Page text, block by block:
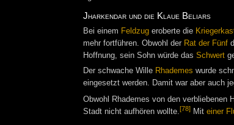
Jharkendar und die Klaue Beliars
Bei einem Feldzugeroberte die
mehr fortführen. Obwohl der Rat der Fünf
Hoffnung, sein Sohn würde das Schwert
Der schwache Wille Rhademes wurde
eingesetzt werden. Damit war aber auch
Obwohl Rhademes von den verbliebenen
Stadt nicht aufhören wollte.[78]Mit einer